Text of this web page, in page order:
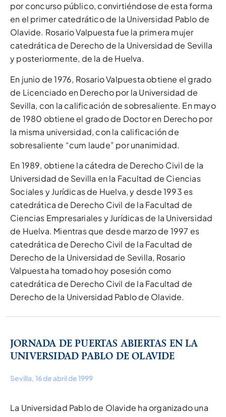
por concurso público, convirtiéndose de esta forma
en el primer catedrático de la Universidad Pablo de
Olavide. Rosario Valpuesta fue la primera mujer
catedrática de Derecho de la Universidad de Sevilla
y posteriormente, de la de Huelva.
En junio de 1976, Rosario Valpuesta obtiene el grado
de Licenciado en Derecho por la Universidad de
Sevilla, con la calificación de sobresaliente. En mayo
de 1980 obtiene el grado de Doctor en Derecho por
la misma universidad, con la calificación de
sobresaliente “cum laude” por unanimidad.
En 1989, obtiene la cátedra de Derecho Civil de la
Universidad de Sevilla en la Facultad de Ciencias
Sociales y Jurídicas de Huelva, y desde 1993 es
catedrática de Derecho Civil de la Facultad de
Ciencias Empresariales y Jurídicas de la Universidad
de Huelva. Mientras que desde marzo de 1997 es
catedrática de Derecho Civil de la Facultad de
Derecho de la Universidad de Sevilla, Rosario
Valpuesta ha tomado hoy posesión como
catedrática de Derecho Civil de la Facultad de
Derecho de la Universidad Pablo de Olavide.
JORNADA DE PUERTAS ABIERTAS EN LA
UNIVERSIDAD PABLO DE OLAVIDE
Sevilla, 16 de abril de 1999
La Universidad Pablo de Olavide ha organizado una